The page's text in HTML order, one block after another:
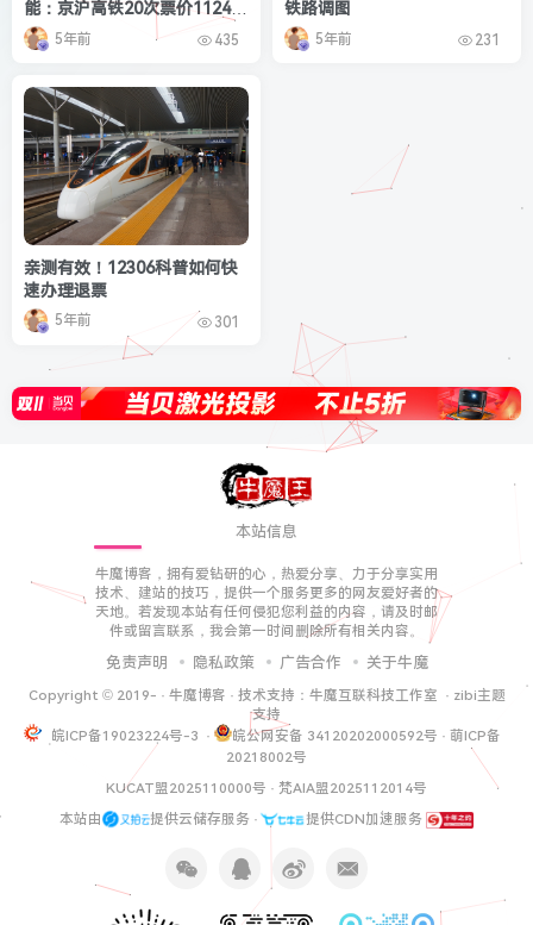
能：京沪高铁20次票价11240
元
5年前 435
铁路调图
5年前 231
亲测有效！12306科普如何快
速办理退票
5年前 301
本站信息
牛魔博客，拥有爱钻研的心，热爱分享、力于分享实用
技术、建站的技巧，提供一个服务更多的网友爱好者的
天地。若发现本站有任何侵犯您利益的内容，请及时邮
件或留言联系，我会第一时间删除所有相关内容。
免责声明 隐私政策 广告合作 关于牛魔
Copyright © 2019- · 牛魔博客 · 技术支持： 牛魔互联科技工作室 · zibi主题
支持
皖ICP备19023224号-3 · 皖公网安备 34120202000592号 · 萌ICP备
20218002号
KUCAT盟2025110000号 · 梵AIA盟2025112014号
本站由
提供云储存服务 · 提供CDN加速服务